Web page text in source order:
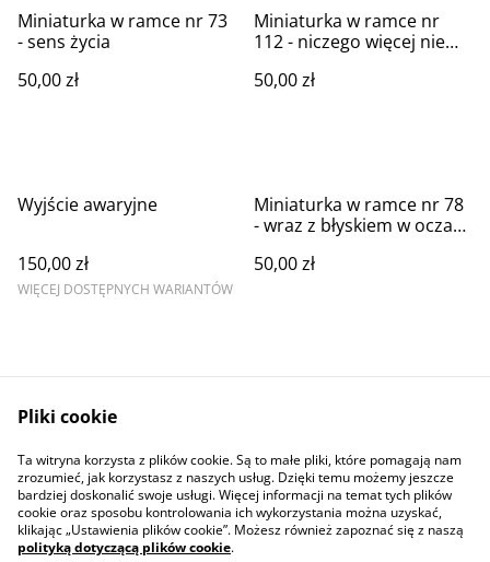
Miniaturka w ramce nr 73
- sens życia
50,00 zł
Miniaturka w ramce nr
112 - niczego więcej nie
50,00 zł
Wyjście awaryjne
150,00 zł
WIĘCEJ DOSTĘPNYCH WARIANTÓW
Miniaturka w ramce nr 78
- wraz z błyskiem w oczach
50,00 zł
Contact Us
Legal Terms
Privacy Policy
Cookie Policy
Pliki cookie
Ta witryna korzysta z plików cookie. Są to małe pliki, które pomagają nam
zrozumieć, jak korzystasz z naszych usług. Dzięki temu możemy jeszcze
bardziej doskonalić swoje usługi. Więcej informacji na temat tych plików
cookie oraz sposobu kontrolowania ich wykorzystania można uzyskać,
klikając „Ustawienia plików cookie”. Możesz również zapoznać się z naszą
polityką dotyczącą plików cookie.